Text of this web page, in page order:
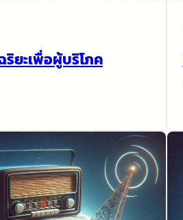
ยะเพื่อผู้บริโภค